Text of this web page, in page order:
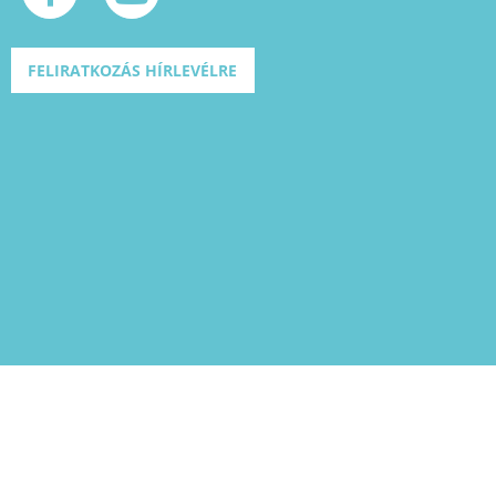
FELIRATKOZÁS HÍRLEVÉLRE